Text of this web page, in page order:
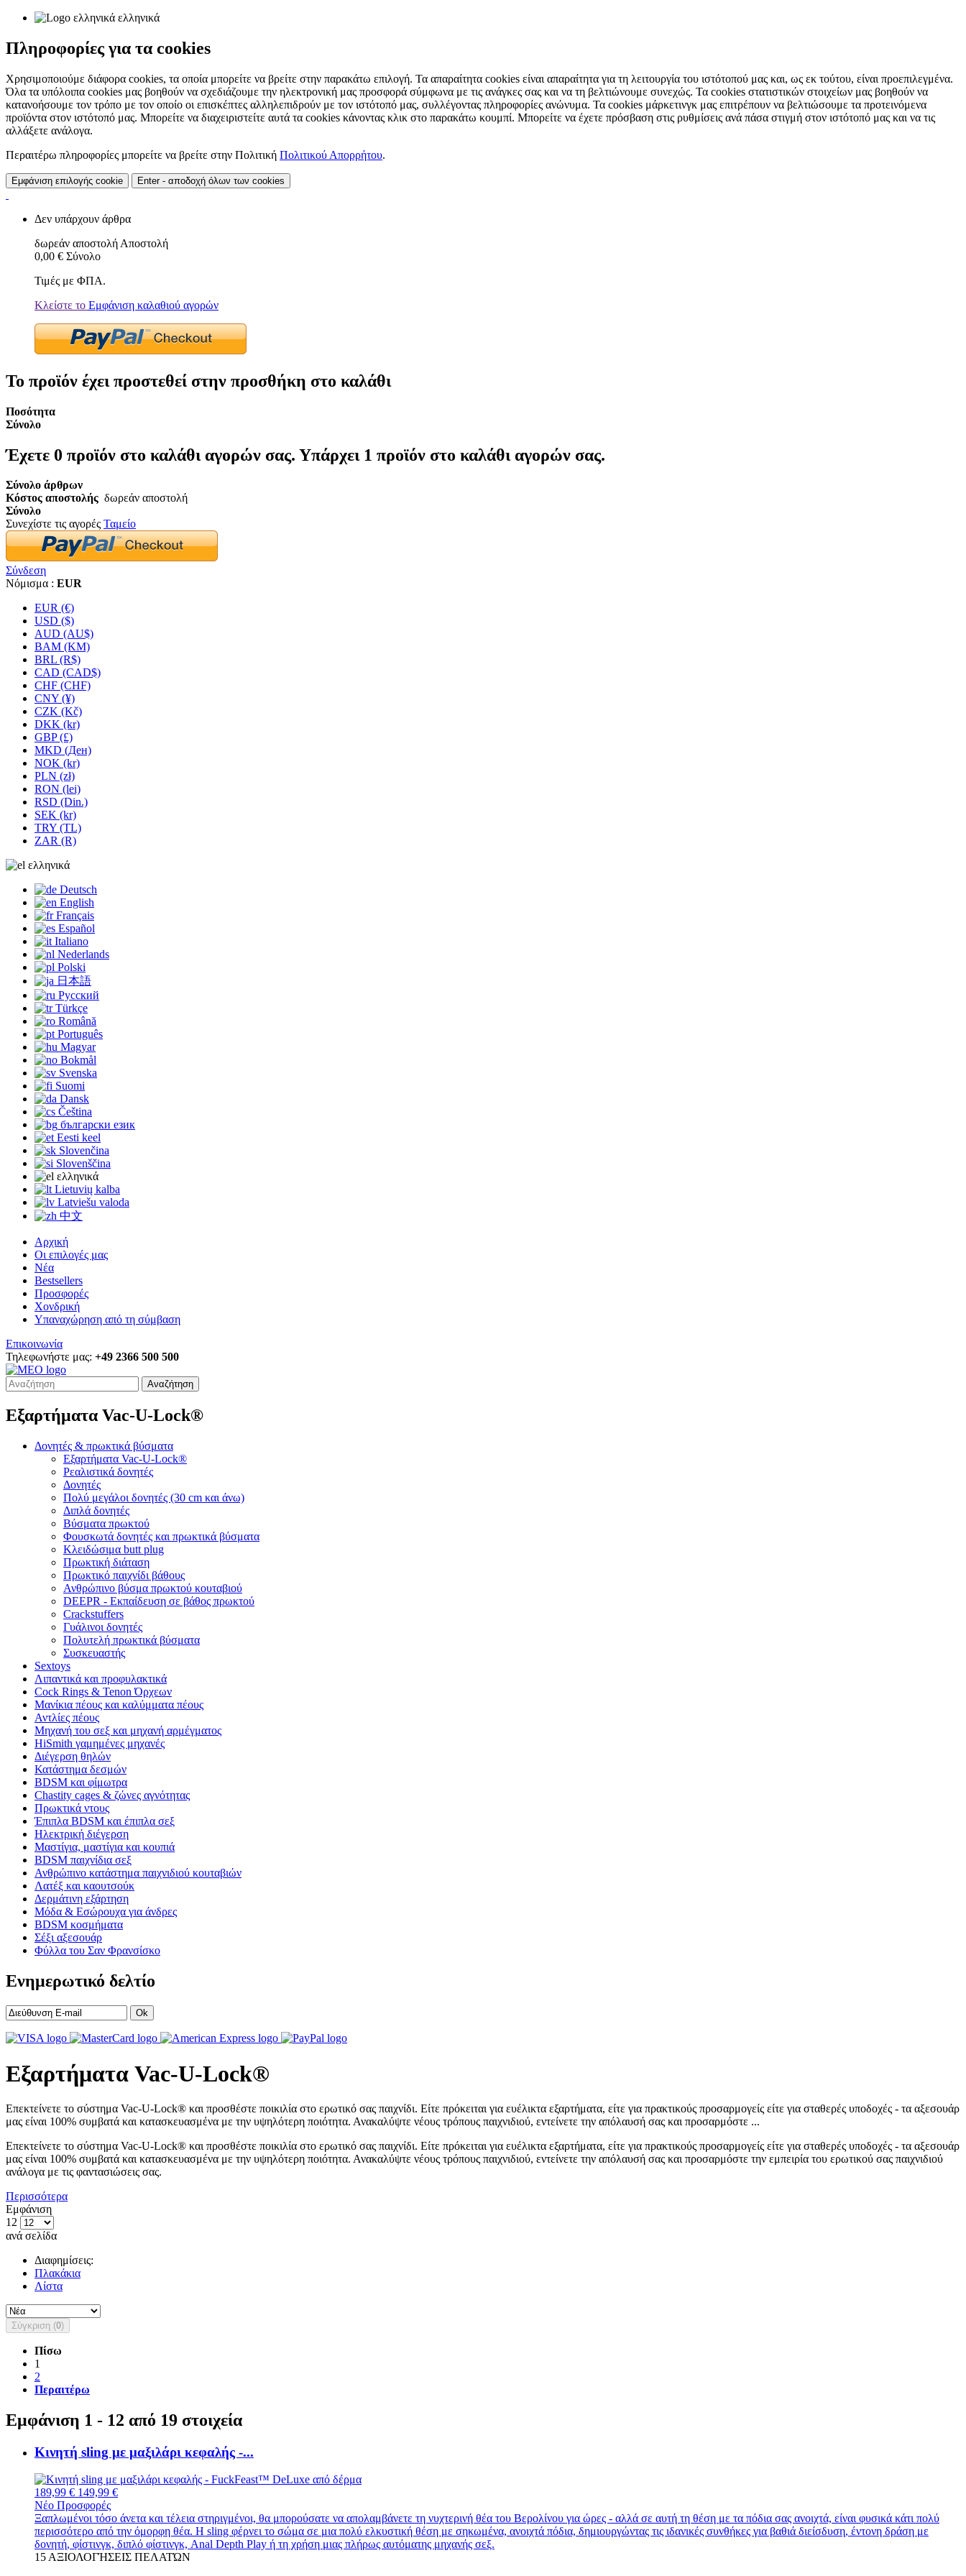
ελληνικά
Πληροφορίες για τα cookies
Χρησιμοποιούμε διάφορα cookies, τα οποία μπορείτε να βρείτε στην παρακάτω επιλογή. Τα απαραίτητα cookies είναι απαραίτητα για τη λειτουργία του ιστότοπού μας και, ως εκ τούτου, είναι προεπιλεγμένα.
Όλα τα υπόλοιπα cookies μας βοηθούν να σχεδιάζουμε την ηλεκτρονική μας προσφορά σύμφωνα με τις ανάγκες σας και να τη βελτιώνουμε συνεχώς. Τα cookies στατιστικών στοιχείων μας βοηθούν να
κατανοήσουμε τον τρόπο με τον οποίο οι επισκέπτες αλληλεπιδρούν με τον ιστότοπό μας, συλλέγοντας πληροφορίες ανώνυμα. Τα cookies μάρκετινγκ μας επιτρέπουν να βελτιώσουμε τα προτεινόμενα
προϊόντα στον ιστότοπό μας. Μπορείτε να διαχειριστείτε αυτά τα cookies κάνοντας κλικ στο παρακάτω κουμπί. Μπορείτε να έχετε πρόσβαση στις ρυθμίσεις ανά πάσα στιγμή στον ιστότοπό μας και να τις
αλλάξετε ανάλογα.
Περαιτέρω πληροφορίες μπορείτε να βρείτε στην Πολιτική Πολιτικού Απορρήτου.
Εμφάνιση επιλογής cookie Enter - αποδοχή όλων των cookies
Δεν υπάρχουν άρθρα
δωρεάν αποστολή Αποστολή
0,00 € Σύνολο
Τιμές με ΦΠΑ.
Κλείστε το Εμφάνιση καλαθιού αγορών
Το προϊόν έχει προστεθεί στην προσθήκη στο καλάθι
Ποσότητα
Σύνολο
Έχετε 0 προϊόν στο καλάθι αγορών σας. Υπάρχει 1 προϊόν στο καλάθι αγορών σας.
Σύνολο άρθρων
Κόστος αποστολής δωρεάν αποστολή
Σύνολο
Συνεχίστε τις αγορές Ταμείο
Σύνδεση
Νόμισμα : EUR
EUR (€)
USD ($)
AUD (AU$)
BAM (KM)
BRL (R$)
CAD (CAD$)
CHF (CHF)
CNY (¥)
CZK (Kč)
DKK (kr)
GBP (£)
MKD (Ден)
NOK (kr)
PLN (zł)
RON (lei)
RSD (Din.)
SEK (kr)
TRY (TL)
ZAR (R)
ελληνικά
Deutsch
English
Français
Español
Italiano
Nederlands
Polski
日本語
Русский
Türkçe
Română
Português
Magyar
Bokmål
Svenska
Suomi
Dansk
Čeština
български език
Eesti keel
Slovenčina
Slovenščina
ελληνικά
Lietuvių kalba
Latviešu valoda
中文
Αρχική
Οι επιλογές μας
Νέα
Bestsellers
Προσφορές
Χονδρική
Υπαναχώρηση από τη σύμβαση
Επικοινωνία
Τηλεφωνήστε μας: +49 2366 500 500
Αναζήτηση
Εξαρτήματα Vac-U-Lock®
Δονητές & πρωκτικά βύσματα
Εξαρτήματα Vac-U-Lock®
Ρεαλιστικά δονητές
Δονητές
Πολύ μεγάλοι δονητές (30 cm και άνω)
Διπλά δονητές
Βύσματα πρωκτού
Φουσκωτά δονητές και πρωκτικά βύσματα
Κλειδώσιμα butt plug
Πρωκτική διάταση
Πρωκτικό παιχνίδι βάθους
Ανθρώπινο βύσμα πρωκτού κουταβιού
DEEPR - Εκπαίδευση σε βάθος πρωκτού
Crackstuffers
Γυάλινοι δονητές
Πολυτελή πρωκτικά βύσματα
Συσκευαστής
Sextoys
Λιπαντικά και προφυλακτικά
Cock Rings & Tenon Όρχεων
Μανίκια πέους και καλύμματα πέους
Αντλίες πέους
Μηχανή του σεξ και μηχανή αρμέγματος
HiSmith γαμημένες μηχανές
Διέγερση θηλών
Κατάστημα δεσμών
BDSM και φίμωτρα
Chastity cages & ζώνες αγνότητας
Πρωκτικά ντους
Έπιπλα BDSM και έπιπλα σεξ
Ηλεκτρική διέγερση
Μαστίγια, μαστίγια και κουπιά
BDSM παιχνίδια σεξ
Ανθρώπινο κατάστημα παιχνιδιού κουταβιών
Λατέξ και καουτσούκ
Δερμάτινη εξάρτηση
Μόδα & Εσώρουχα για άνδρες
BDSM κοσμήματα
Σέξι αξεσουάρ
Φύλλα του Σαν Φρανσίσκο
Ενημερωτικό δελτίο
Ok
Εξαρτήματα Vac-U-Lock®
Επεκτείνετε το σύστημα Vac-U-Lock® και προσθέστε ποικιλία στο ερωτικό σας παιχνίδι. Είτε πρόκειται για ευέλικτα εξαρτήματα, είτε για πρακτικούς προσαρμογείς είτε για σταθερές υποδοχές - τα αξεσουάρ
μας είναι 100% συμβατά και κατασκευασμένα με την υψηλότερη ποιότητα. Ανακαλύψτε νέους τρόπους παιχνιδιού, εντείνετε την απόλαυσή σας και προσαρμόστε ...
Επεκτείνετε το σύστημα Vac-U-Lock® και προσθέστε ποικιλία στο ερωτικό σας παιχνίδι. Είτε πρόκειται για ευέλικτα εξαρτήματα, είτε για πρακτικούς προσαρμογείς είτε για σταθερές υποδοχές - τα αξεσουάρ
μας είναι 100% συμβατά και κατασκευασμένα με την υψηλότερη ποιότητα. Ανακαλύψτε νέους τρόπους παιχνιδιού, εντείνετε την απόλαυσή σας και προσαρμόστε την εμπειρία του ερωτικού σας παιχνιδιού
ανάλογα με τις φαντασιώσεις σας.
Περισσότερα
Εμφάνιση
12
ανά σελίδα
Διαφημίσεις:
Πλακάκια
Λίστα
Σύγκριση (0)
Πίσω
1
2
Περαιτέρω
Εμφάνιση 1 - 12 από 19 στοιχεία
Κινητή sling με μαξιλάρι κεφαλής -...
189,99 € 149,99 €
Νέο Προσφορές
Ξαπλωμένοι τόσο άνετα και τέλεια στηριγμένοι, θα μπορούσατε να απολαμβάνετε τη νυχτερινή θέα του Βερολίνου για ώρες - αλλά σε αυτή τη θέση με τα πόδια σας ανοιχτά, είναι φυσικά κάτι πολύ
περισσότερο από την όμορφη θέα. Η sling φέρνει το σώμα σε μια πολύ ελκυστική θέση με σηκωμένα, ανοιχτά πόδια, δημιουργώντας τις ιδανικές συνθήκες για βαθιά διείσδυση, έντονη δράση με
δονητή, φίστινγκ, διπλό φίστινγκ, Anal Depth Play ή τη χρήση μιας πλήρως αυτόματης μηχανής σεξ.
15ΑΞΙΟΛΟΓΉΣΕΙΣ ΠΕΛΑΤΏΝ